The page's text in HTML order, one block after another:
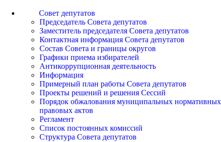
Совет депутатов
Председатель Совета депутатов
Заместитель председателя Совета депутатов
Контактная информация Совета депутатов
Состав Совета и границы округов
Графики приема избирателей
Антикоррупционная деятельность
Информация
Примерный план работы Совета депутатов
Проекты решений и решения Сессий
Порядок обжалования муниципальных нормативных
правовых актов
Регламент
Список постоянных комиссий
Структура Совета депутатов